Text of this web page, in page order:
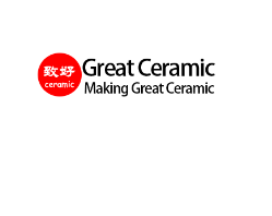
content